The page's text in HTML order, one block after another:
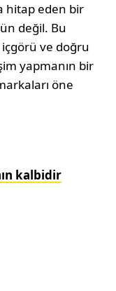
hitap eden bir
değil. Bu
ve doğru
yapmanın bir
öne
kalbidir